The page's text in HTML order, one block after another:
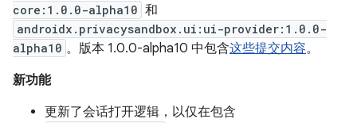
core:1.0.0-alpha10 和
androidx.privacysandbox.ui:ui-provider:1.0.0-
alpha10 。版本 1.0.0-alpha10 中包含这些提交内容。
新功能
更新了会话打开逻辑，以仅在包含